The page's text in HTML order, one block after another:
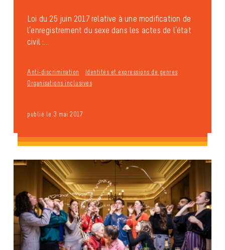
Loi du 25 juin 2017 relative à une modification de
l’enregistrement du sexe dans les actes de l’état
civil :...
Anti-discrimination
Identités et expressions de genres
Organisations inclusives
publié le 3 mai 2017